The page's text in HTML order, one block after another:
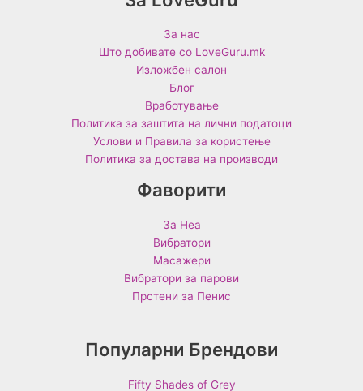
За нас
Што добивате со LoveGuru.mk
Изложбен салон
Блог
Вработување
Политика за заштита на лични податоци
Услови и Правила за користење
Политика за достава на производи
Фаворити
За Неа
Вибратори
Масажери
Вибратори за парови
Прстени за Пенис
Популарни Брендови
Fifty Shades of Grey